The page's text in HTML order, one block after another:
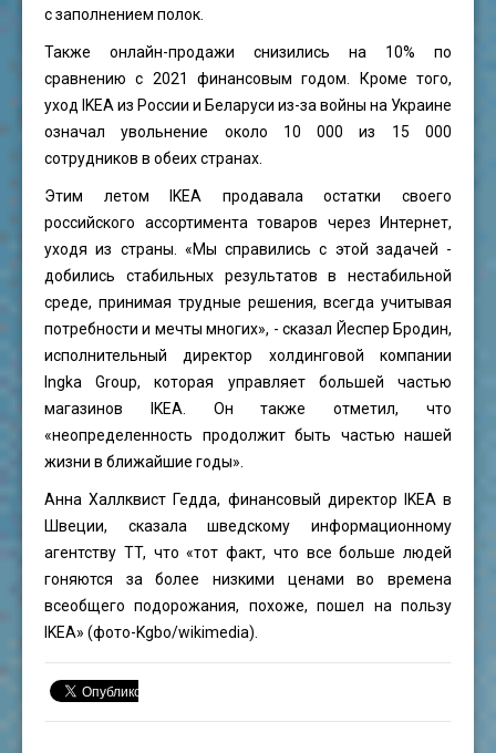
с заполнением полок.
Также онлайн-продажи снизились на 10% по
сравнению с 2021 финансовым годом. Кроме того,
уход IKEA из России и Беларуси из-за войны на Украине
означал увольнение около 10 000 из 15 000
сотрудников в обеих странах.
Этим летом IKEA продавала остатки своего
российского ассортимента товаров через Интернет,
уходя из страны. «Мы справились с этой задачей -
добились стабильных результатов в нестабильной
среде, принимая трудные решения, всегда учитывая
потребности и мечты многих», - сказал Йеспер Бродин,
исполнительный директор холдинговой компании
Ingka Group, которая управляет большей частью
магазинов IKEA. Он также отметил, что
«неопределенность продолжит быть частью нашей
жизни в ближайшие годы».
Анна Халлквист Гедда, финансовый директор IKEA в
Швеции, сказала шведскому информационному
агентству TT, что «тот факт, что все больше людей
гоняются за более низкими ценами во времена
всеобщего подорожания, похоже, пошел на пользу
IKEA» (фото-Kgbo/wikimedia).